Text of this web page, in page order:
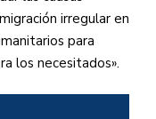
irregular en
para
los necesitados».